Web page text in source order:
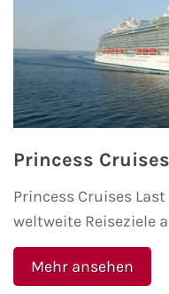
Princess
Princess Cruises
weltweite Reiseziele
Mehr ansehen